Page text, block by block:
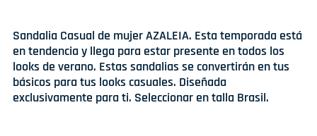
Sandalia Casual de mujer AZALEIA. Esta temporada está
en tendencia y llega para estar presente en todos los
looks de verano. Estas sandalias se convertirán en tus
básicos para tus looks casuales. Diseñada
exclusivamente para ti. Seleccionar en talla Brasil.